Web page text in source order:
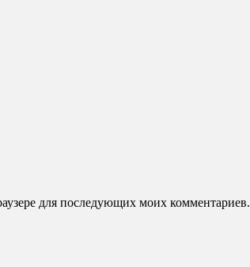
для последующих моих комментариев.